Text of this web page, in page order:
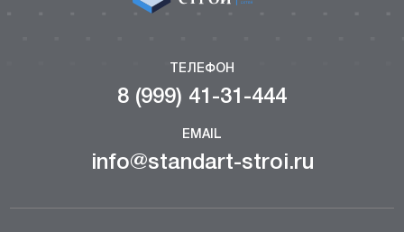
ТЕЛЕФОН
8 (999) 41-31-444
EMAIL
info@standart-stroi.ru